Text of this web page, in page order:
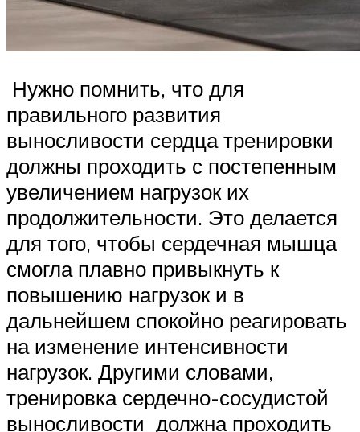
Нужно помнить, что для
правильного развития
выносливости сердца тренировки
должны проходить с постепенным
увеличением нагрузок их
продолжительности. Это делается
для того, чтобы сердечная мышца
смогла плавно привыкнуть к
повышению нагрузок и в
дальнейшем спокойно реагировать
на изменение интенсивности
нагрузок. Другими словами,
тренировка сердечно-сосудистой
выносливости должна проходить